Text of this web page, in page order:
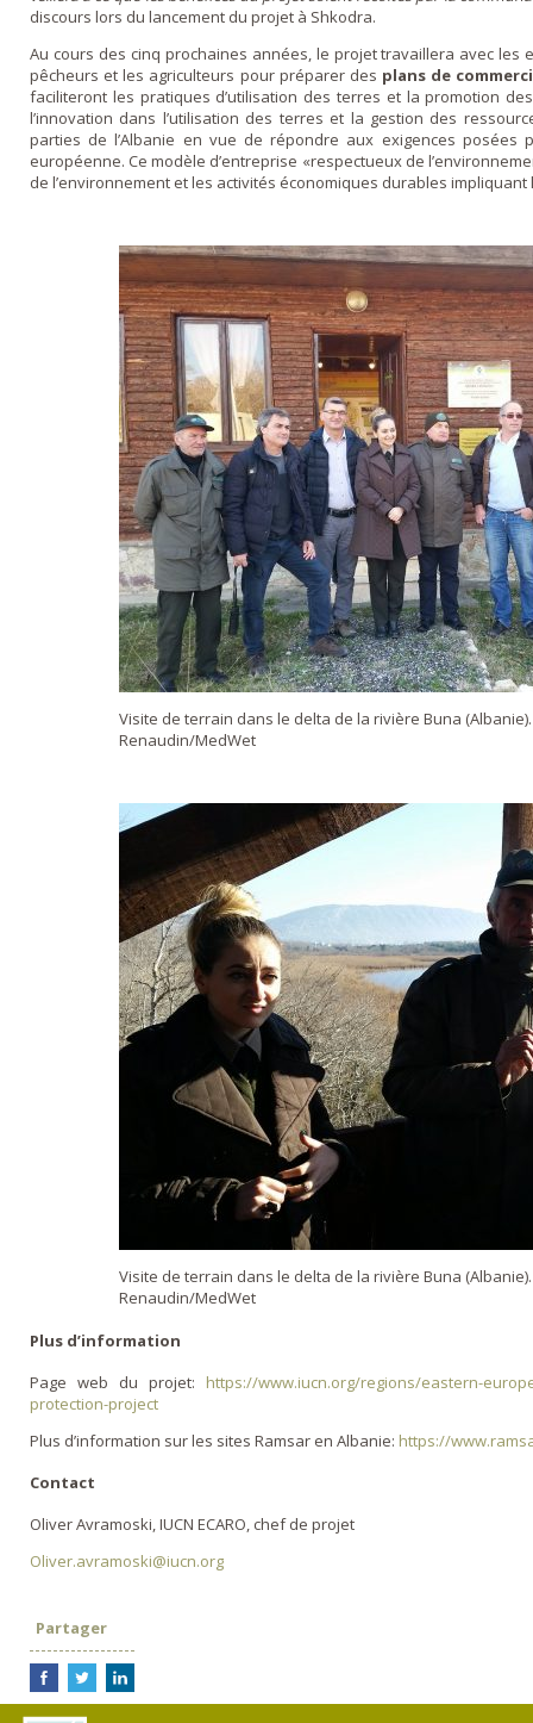
discours lors du lancement du projet à Shkodra.
Au cours des cinq prochaines années, le projet travaillera avec les
pêcheurs et les agriculteurs pour préparer des plans de
faciliteront les pratiques d’utilisation des terres et la promotion
l’innovation dans l’utilisation des terres et la gestion des
parties de l’Albanie en vue de répondre aux exigences posées
européenne. Ce modèle d’entreprise «respectueux de
de l’environnement et les activités économiques durables
Visite de terrain dans le delta de la rivière Buna
Renaudin/MedWet
Visite de terrain dans le delta de la rivière Buna
Renaudin/MedWet
Plus d’information
Page web du projet: https://www.iucn.org/regions/eastern-
protection-project
Plus d’information sur les sites Ramsar en Albanie: https://
Contact
Oliver Avramoski, IUCN ECARO, chef de projet
Oliver.avramoski@iucn.org
Partager